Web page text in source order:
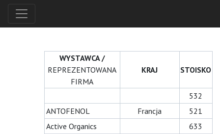
WYSTAWCA /
REPREZENTOWANA
FIRMA
KRAJ STOISKO
532
ANTOFENOL
Francja
521
Active Organics
633